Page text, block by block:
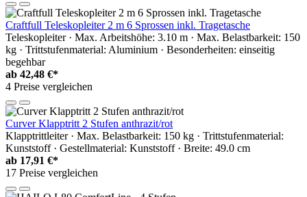
Craftfull Teleskopleiter 2 m 6 Sprossen inkl. Tragetasche
Teleskopleiter · Max. Arbeitshöhe: 3.10 m · Max. Belastbarkeit: 150
kg · Trittstufenmaterial: Aluminium · Besonderheiten: einseitig
begehbar
ab 42,48 €*
4 Preise vergleichen
Curver Klapptritt 2 Stufen anthrazit/rot
Klapptrittleiter · Max. Belastbarkeit: 150 kg · Trittstufenmaterial:
Kunststoff · Gestellmaterial: Kunststoff · Breite: 49.0 cm
ab 17,91 €*
17 Preise vergleichen